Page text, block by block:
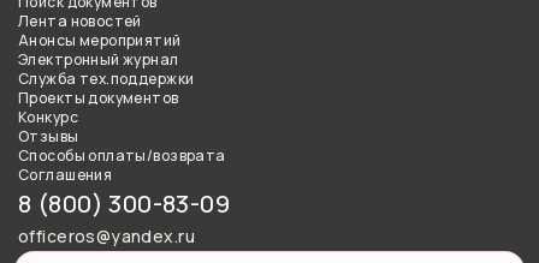
Лента новостей
Анонсы мероприятий
Электронный журнал
Служба тех.поддержки
Проекты документов
Конкурс
Отзывы
Способы оплаты/возврата
Соглашения
8 (800) 300-83-09
officeros@yandex.ru